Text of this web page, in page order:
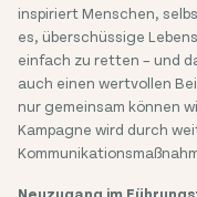
inspiriert Menschen,
es, überschüssige
einfach zu retten – und
auch einen wertvollen
nur gemeinsam können
Kampagne wird durch
Neuzugang im